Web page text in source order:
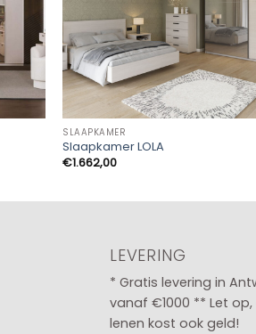
SLAAPKAMER
Slaapkamer LOLA
€1.662,00
LEVERING
* Gratis levering in
vanaf €1000 ** Let op,
lenen kost ook geld!